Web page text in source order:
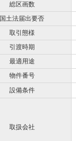
総区画数
国土法届出要否
取引態様
引渡時期
最適用途
物件番号
設備条件
取扱会社